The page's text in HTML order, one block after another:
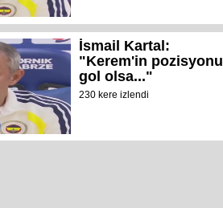
İsmail Kartal:
"Kerem'in pozisyonu
gol olsa..."
230 kere izlendi